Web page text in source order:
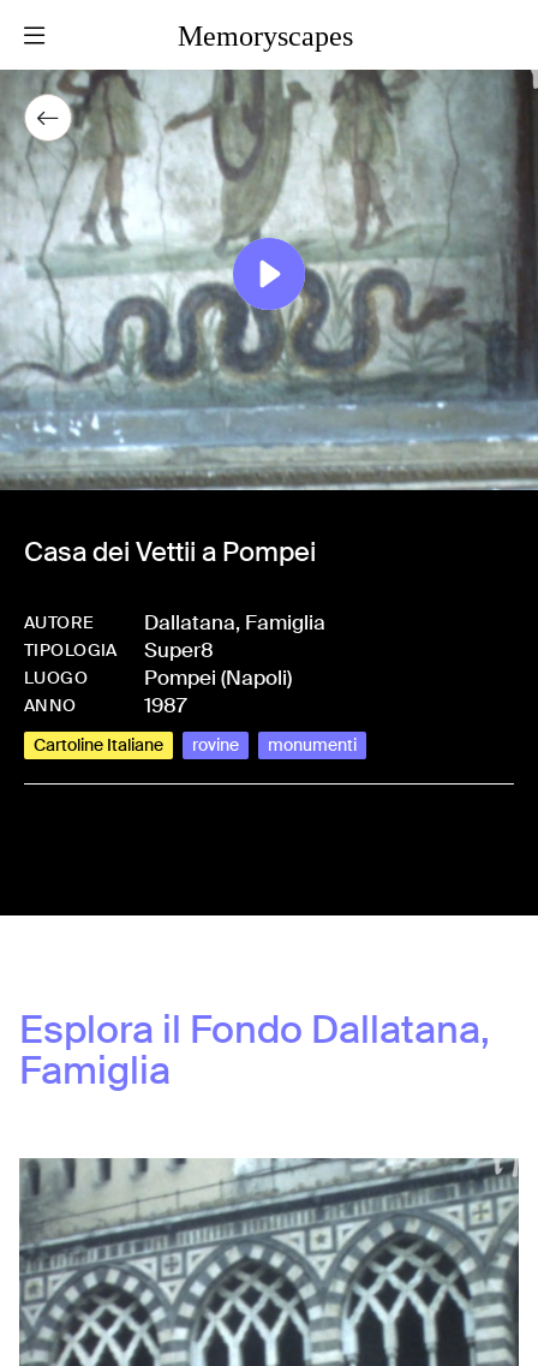
Memoryscapes
Casa dei Vettii a Pompei
AUTORE Dallatana, Famiglia
TIPOLOGIA Super8
LUOGO Pompei (Napoli)
ANNO 1987
Cartoline Italiane rovine monumenti
Esplora il Fondo Dallatana,
Famiglia